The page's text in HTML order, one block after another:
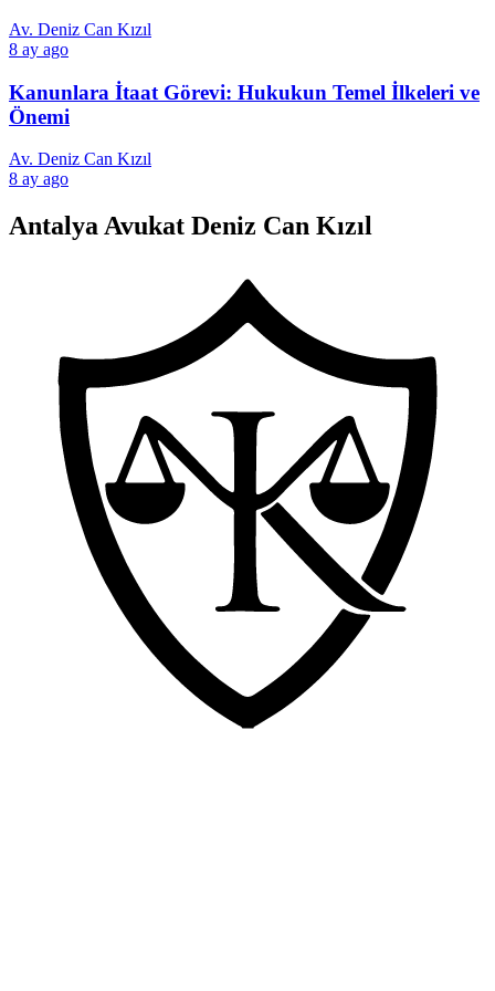
Av. Deniz Can Kızıl
8 ay ago
Kanunlara İtaat Görevi: Hukukun Temel İlkeleri ve
Önemi
Av. Deniz Can Kızıl
8 ay ago
Antalya Avukat Deniz Can Kızıl